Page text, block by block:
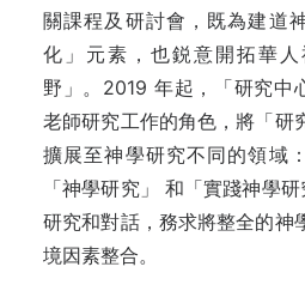
關課程及研討會，既為建道
化」元素，也鋭意開拓華
野」。2019 年起，「研究中
老師研究工作的角色，將「研
擴展至神學研究不同的領域
「神學研究」 和「實踐神學
研究和對話，務求將整全的神
境因素整合。